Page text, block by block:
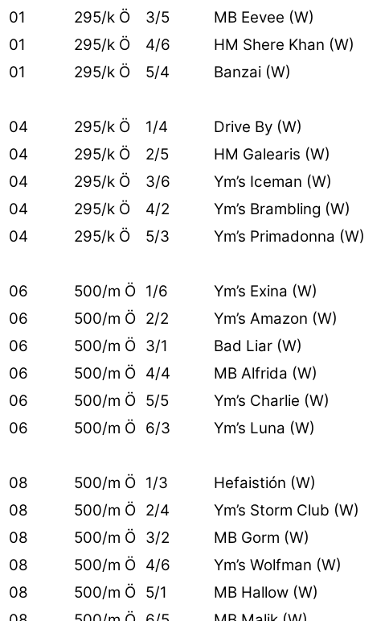
01
295/k Ö 3/5 MB Eevee (W)
01
295/k Ö 4/6 HM Shere Khan (W)
01
295/k Ö 5/4 Banzai (W)
04 295/k Ö 1/4 Drive By (W)
04
295/k Ö 2/5 HM Galearis (W)
04
295/k Ö 3/6 Ym’s Iceman (W)
04
295/k Ö 4/2 Ym’s Brambling (W)
04
295/k Ö 5/3 Ym’s Primadonna (W)
06 500/m Ö 1/6 Ym’s Exina (W)
06
500/m Ö 2/2 Ym’s Amazon (W)
06
500/m Ö 3/1 Bad Liar (W)
06
500/m Ö 4/4 MB Alfrida (W)
06
500/m Ö 5/5 Ym’s Charlie (W)
06
500/m Ö 6/3 Ym’s Luna (W)
08 500/m Ö 1/3 Hefaistión (W)
08
500/m Ö 2/4 Ym’s Storm Club (W)
08
500/m Ö 3/2 MB Gorm (W)
08
500/m Ö 4/6 Ym’s Wolfman (W)
08
500/m Ö 5/1 MB Hallow (W)